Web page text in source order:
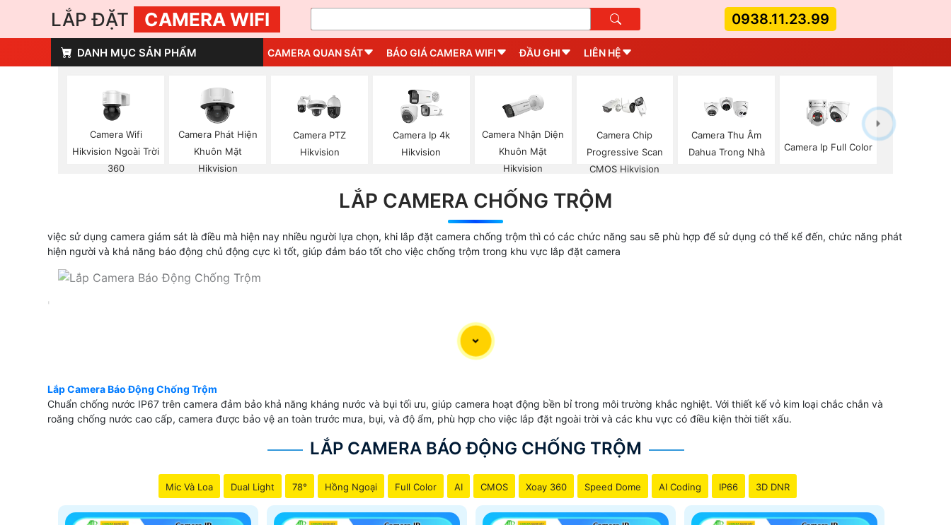
LẮP ĐẶT CAMERA WIFI 0938.11.23.99
DANH MỤC SẢN PHẨM CAMERA QUAN SÁT BÁO GIÁ CAMERA WIFI ĐẦU GHI LIÊN HỆ
Camera Wifi
Hikvision Ngoài Trời
360
Camera Phát Hiện
Khuôn Mặt
Hikvision
Camera PTZ
Hikvision
Camera Ip 4k
Hikvision
Camera Nhận Diện
Khuôn Mặt
Hikvision
Camera Chip
Progressive Scan
CMOS Hikvision
Camera Thu Âm
Dahua Trong Nhà
Camera Ip Full Color
LẮP CAMERA CHỐNG TRỘM
việc sử dụng camera giám sát là điều mà hiện nay nhiều người lựa chọn, khi lắp đặt camera chống trộm thì có các chức năng sau sẽ phù hợp để sử dụng có thể kể đến, chức năng phát
hiện người và khả năng báo động chủ động cực kì tốt, giúp đảm báo tốt cho việc chống trộm trong khu vực lắp đặt camera
'
Lắp Camera Báo Động Chống Trộm
Chuẩn chống nước IP67 trên camera đảm bảo khả năng kháng nước và bụi tối ưu, giúp camera hoạt động bền bỉ trong môi trường khắc nghiệt. Với thiết kế vỏ kim loại chắc chắn và
roăng chống nước cao cấp, camera được bảo vệ an toàn trước mưa, bụi, và độ ẩm, phù hợp cho việc lắp đặt ngoài trời và các khu vực có điều kiện thời tiết xấu.
LẮP CAMERA BÁO ĐỘNG CHỐNG TRỘM
Mic Và Loa Dual Light 78° Hồng Ngoại Full Color AI CMOS Xoay 360 Speed Dome AI Coding IP66 3D DNR